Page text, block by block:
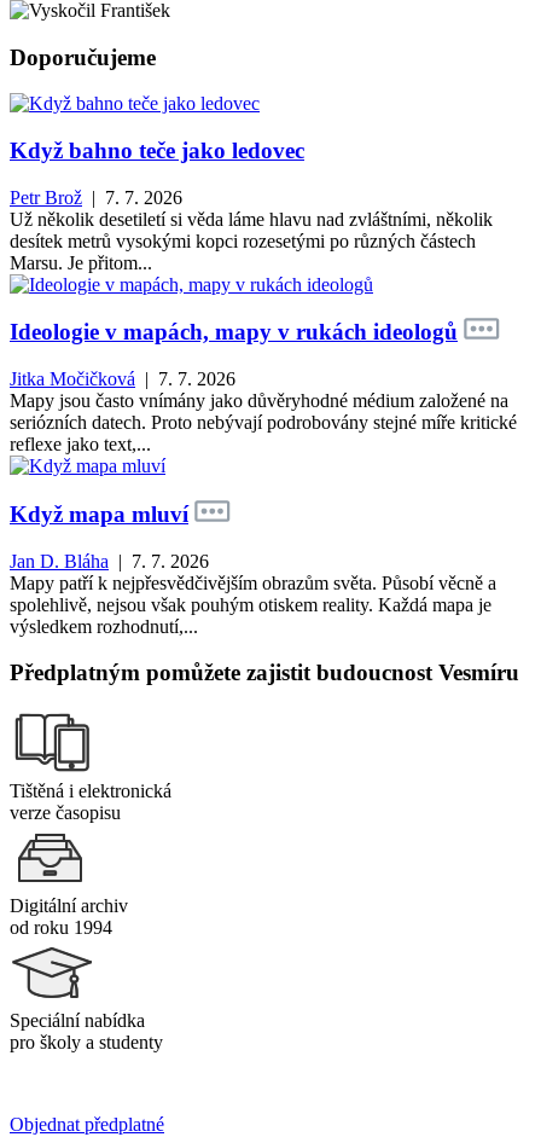
Doporučujeme
Když bahno teče jako ledovec
Petr Brož | 7. 7. 2026
Už několik desetiletí si věda láme hlavu nad zvláštními, několik
desítek metrů vysokými kopci rozesetými po různých částech
Marsu. Je přitom...
Ideologie v mapách, mapy v rukách ideologů
Jitka Močičková | 7. 7. 2026
Mapy jsou často vnímány jako důvěryhodné médium založené na
seriózních datech. Proto nebývají podrobovány stejné míře kritické
reflexe jako text,...
Když mapa mluví
Jan D. Bláha | 7. 7. 2026
Mapy patří k nejpřesvědčivějším obrazům světa. Působí věcně a
spolehlivě, nejsou však pouhým otiskem reality. Každá mapa je
výsledkem rozhodnutí,...
Předplatným pomůžete zajistit budoucnost Vesmíru
Tištěná i elektronická
verze časopisu
Digitální archiv
od roku 1994
Speciální nabídka
pro školy a studenty
Objednat předplatné